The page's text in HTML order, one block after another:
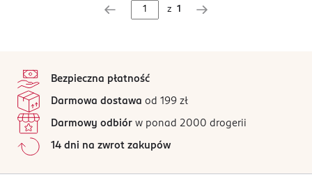
z 1
Bezpieczna płatność
Darmowa dostawa od 199 zł
Darmowy odbiór w ponad 2000 drogerii
14 dni na zwrot zakupów